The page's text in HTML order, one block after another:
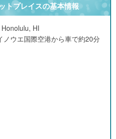
トプレイスの基本情報
HI
ウエ国際空港から車で約20分